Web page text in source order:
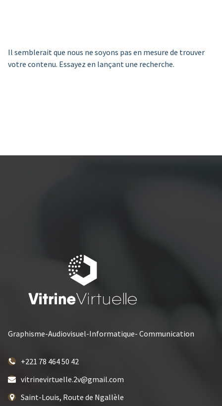
Il semblerait que nous ne soyons pas en mesure de trouver
votre contenu. Essayez en lançant une recherche.
Graphisme-Audiovisuel-Informatique- Communication
+221 78 464 50 42
vitrinevirtuelle.2v@gmail.com
Saint-Louis, Route de Ngallèle